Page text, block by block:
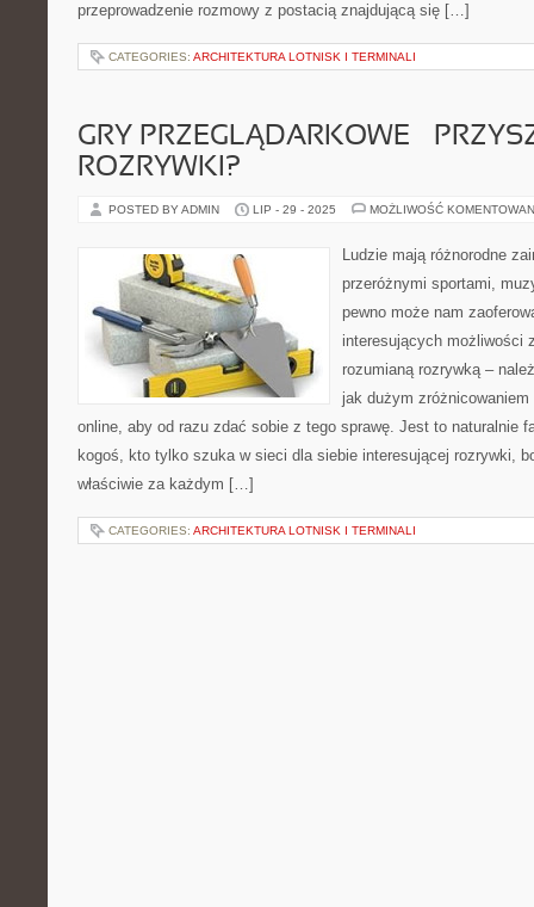
przeprowadzenie rozmowy z postacią znajdującą się […]
CATEGORIES: ARCHITEKTURA LOTNISK I TERMINALI
GRY PRZEGLĄDARKOWE –
ROZRYWKI?
POSTED BY ADMIN LIP - 29 - 2025 MOŻLIWOŚĆ
Ludzie mają różnorodne
przeróżnymi sportami,
pewno może nam
interesujących możliwości
rozumianą rozrywką –
jak dużym
online, aby od razu zdać sobie z tego sprawę. Jest to naturalnie
kogoś, kto tylko szuka w sieci dla siebie interesującej rozrywki,
właściwie za każdym […]
CATEGORIES: ARCHITEKTURA LOTNISK I TERMINALI